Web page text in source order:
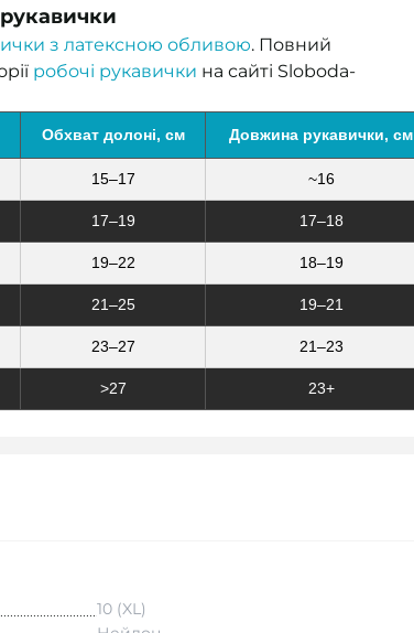
з латексною обливою. Повний
робочі рукавички на сайті Sloboda-
Обхват долоні, см Довжина рукавички, см
15–17 ~16
17–19 17–18
19–22 18–19
21–25 19–21
23–27 21–23
>27 23+
10 (XL)